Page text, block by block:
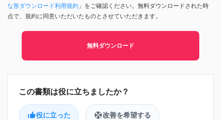
な形ダウンロード利用規約 」をご確認ください。無料ダウンロードされた時
点で、規約に同意いただいたものとさせていただきます。
無料ダウンロード
役に立った 改善を希望する